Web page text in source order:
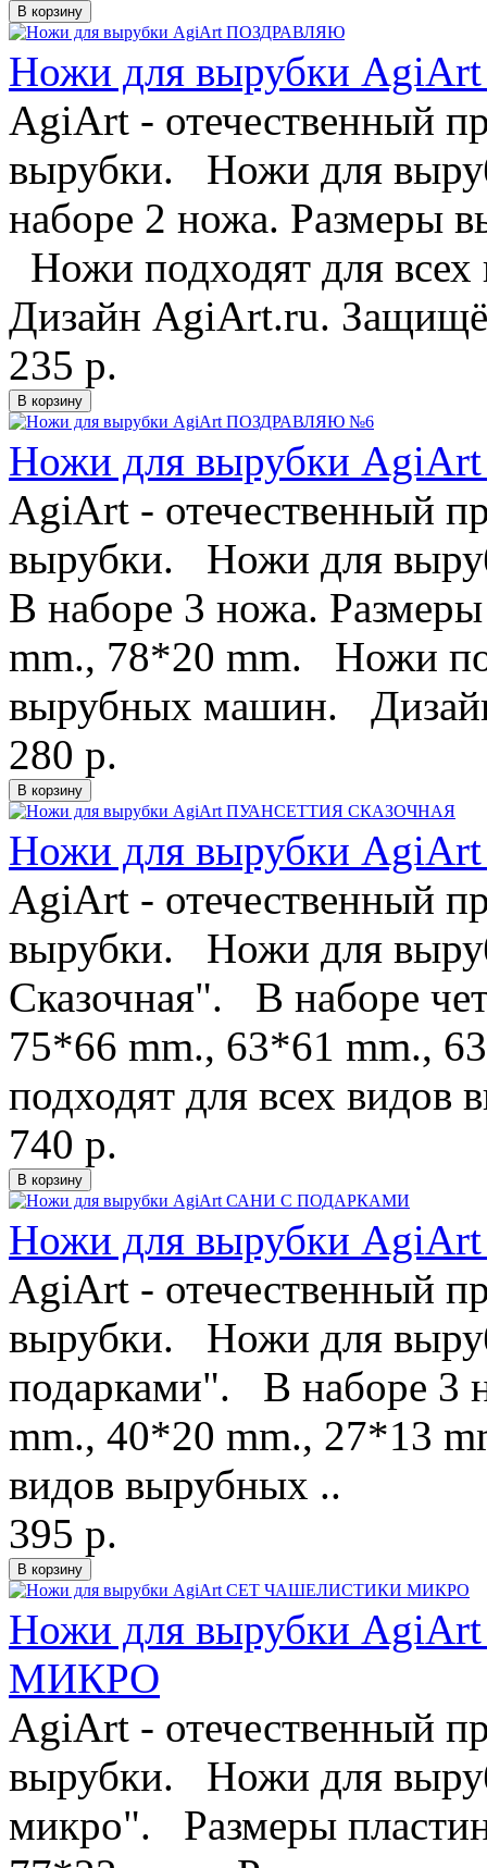
Ножи для вырубки
AgiArt - отечественный
вырубки. Ножи для
наборе 2 ножа. Размеры
Ножи подходят для
Дизайн AgiArt.ru.
235 р.
Ножи для вырубки
AgiArt - отечественный
вырубки. Ножи для
В наборе 3 ножа.
mm., 78*20 mm. Ножи
вырубных машин.
280 р.
Ножи для вырубки
AgiArt - отечественный
вырубки. Ножи для
Сказочная". В наборе
75*66 mm., 63*61 mm.,
подходят для всех
740 р.
Ножи для вырубки
AgiArt - отечественный
вырубки. Ножи для
подарками". В наборе 3
mm., 40*20 mm., 27*13
видов вырубных ..
395 р.
Ножи для вырубки
МИКРО
AgiArt - отечественный
вырубки. Ножи для
микро". Размеры